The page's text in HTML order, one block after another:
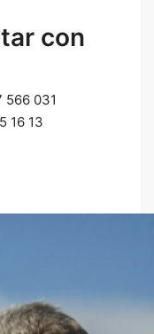
con
566 031
16 13